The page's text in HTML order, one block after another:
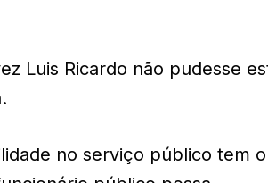
Luis Ricardo não pudesse
no serviço público tem o